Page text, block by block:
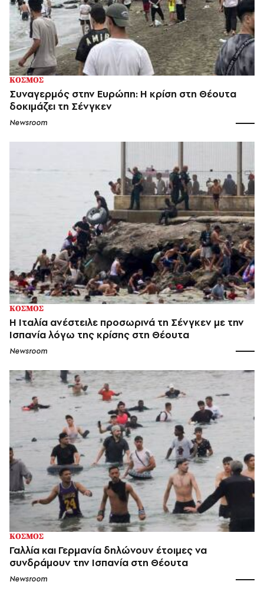
ΚΟΣΜΟΣ
Συναγερμός στην Ευρώπη: Η κρίση στη Θέουτα
δοκιμάζει τη Σένγκεν
Newsroom
ΚΟΣΜΟΣ
Η Ιταλία ανέστειλε προσωρινά τη Σένγκεν με την
Ισπανία λόγω της κρίσης στη Θέουτα
Newsroom
ΚΟΣΜΟΣ
Γαλλία και Γερμανία δηλώνουν έτοιμες να
συνδράμουν την Ισπανία στη Θέουτα
Newsroom